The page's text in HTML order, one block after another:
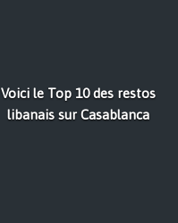
Voici le Top 10 des restos
libanais sur Casablanca